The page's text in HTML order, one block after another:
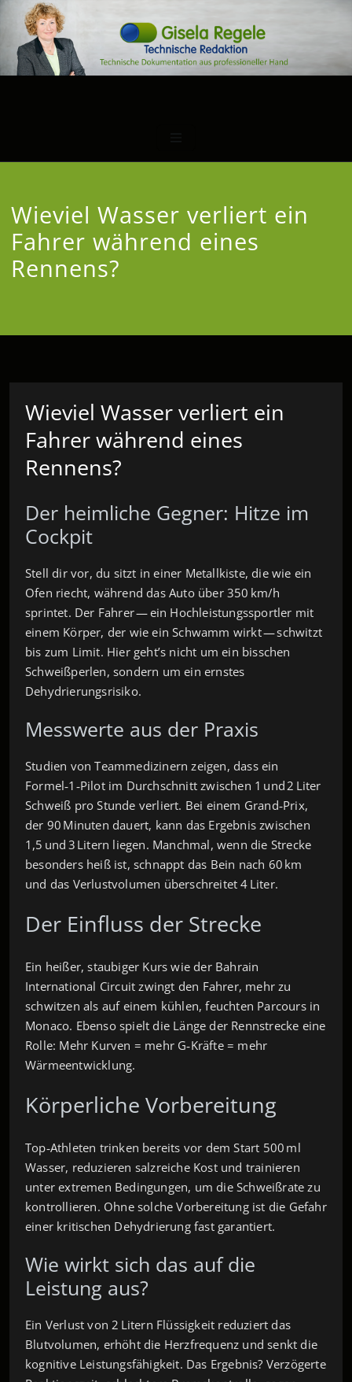
Wieviel Wasser verliert ein
Fahrer während eines
Rennens?
Wieviel Wasser verliert ein
Fahrer während eines
Rennens?
Der heimliche Gegner: Hitze im
Cockpit
Stell dir vor, du sitzt in einer Metallkiste, die wie ein
Ofen riecht, während das Auto über 350 km/h
sprintet. Der Fahrer — ein Hochleistungssportler mit
einem Körper, der wie ein Schwamm wirkt — schwitzt
bis zum Limit. Hier geht’s nicht um ein bisschen
Schweißperlen, sondern um ein ernstes
Dehydrierungsrisiko.
Messwerte aus der Praxis
Studien von Teammedizinern zeigen, dass ein
Formel‑1‑Pilot im Durchschnitt zwischen 1 und 2 Liter
Schweiß pro Stunde verliert. Bei einem Grand‑Prix,
der 90 Minuten dauert, kann das Ergebnis zwischen
1,5 und 3 Litern liegen. Manchmal, wenn die Strecke
besonders heiß ist, schnappt das Bein nach 60 km
und das Verlustvolumen überschreitet 4 Liter.
Der Einfluss der Strecke
Ein heißer, staubiger Kurs wie der Bahrain
International Circuit zwingt den Fahrer, mehr zu
schwitzen als auf einem kühlen, feuchten Parcours in
Monaco. Ebenso spielt die Länge der Rennstrecke eine
Rolle: Mehr Kurven = mehr G‑Kräfte = mehr
Wärmeentwicklung.
Körperliche Vorbereitung
Top‑Athleten trinken bereits vor dem Start 500 ml
Wasser, reduzieren salzreiche Kost und trainieren
unter extremen Bedingungen, um die Schweißrate zu
kontrollieren. Ohne solche Vorbereitung ist die Gefahr
einer kritischen Dehydrierung fast garantiert.
Wie wirkt sich das auf die
Leistung aus?
Ein Verlust von 2 Litern Flüssigkeit reduziert das
Blutvolumen, erhöht die Herzfrequenz und senkt die
kognitive Leistungsfähigkeit. Das Ergebnis? Verzögerte